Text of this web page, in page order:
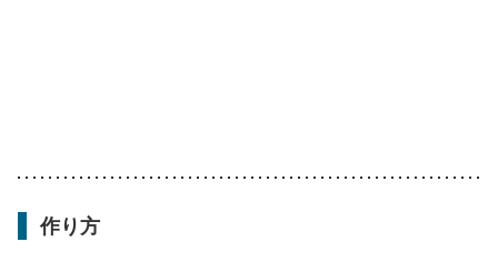
作り方